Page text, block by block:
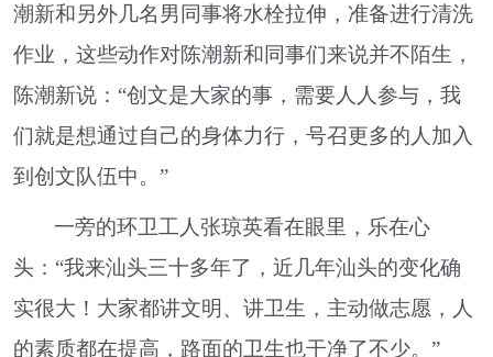
潮新和另外几名男同事将水栓拉伸，准备进行清洗
作业，这些动作对陈潮新和同事们来说并不陌生，
陈潮新说：“创文是大家的事，需要人人参与，我
们就是想通过自己的身体力行，号召更多的人加入
到创文队伍中。”
一旁的环卫工人张琼英看在眼里，乐在心
头：“我来汕头三十多年了，近几年汕头的变化确
实很大！大家都讲文明、讲卫生，主动做志愿，人
的素质都在提高，路面的卫生也干净了不少。”